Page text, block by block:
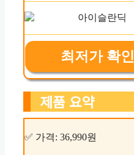
최저가 확인
제품 요약
✅ 가격: 36,990원